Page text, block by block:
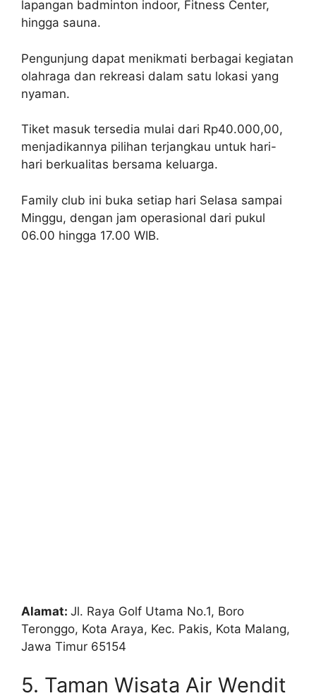
lapangan badminton indoor, Fitness Center,
hingga sauna.
Pengunjung dapat menikmati berbagai kegiatan
olahraga dan rekreasi dalam satu lokasi yang
nyaman.
Tiket masuk tersedia mulai dari Rp40.000,00,
menjadikannya pilihan terjangkau untuk hari-
hari berkualitas bersama keluarga.
Family club ini buka setiap hari Selasa sampai
Minggu, dengan jam operasional dari pukul
06.00 hingga 17.00 WIB.
Alamat: Jl. Raya Golf Utama No.1, Boro
Teronggo, Kota Araya, Kec. Pakis, Kota Malang,
Jawa Timur 65154
5. Taman Wisata Air Wendit